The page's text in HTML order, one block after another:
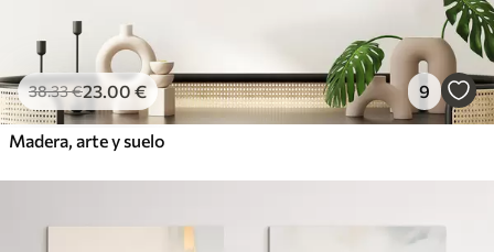
38.33€23.00 € 9
Madera, arte y suelo